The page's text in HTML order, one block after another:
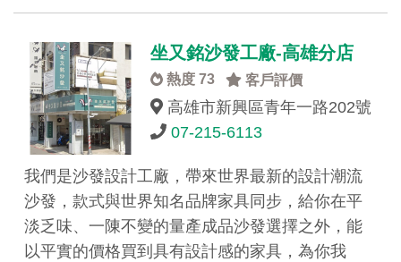
坐又銘沙發工廠-高雄分店
熱度 73 客戶評價
高雄市新興區青年一路202號
07-215-6113
我們是沙發設計工廠，帶來世界最新的設計潮流
沙發，款式與世界知名品牌家具同步，給你在平
淡乏味、一陳不變的量產成品沙發選擇之外，能
以平實的價格買到具有設計感的家具，為你我